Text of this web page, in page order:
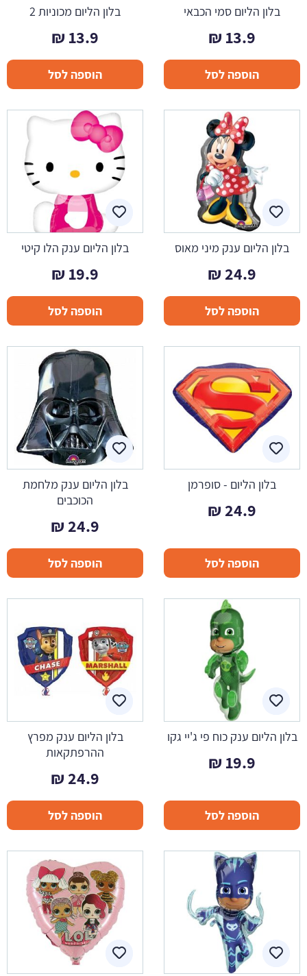
בלון הליום סמי הכבאי
13.9
₪
הוספה לסל
בלון הליום מכוניות 2
13.9
₪
הוספה לסל
בלון הליום ענק מיני מאוס
24.9
₪
הוספה לסל
בלון הליום ענק הלו קיטי
19.9
₪
הוספה לסל
בלון הליום - סופרמן
24.9
₪
הוספה לסל
בלון הליום ענק מלחמת
הכוכבים
24.9
₪
הוספה לסל
בלון הליום ענק כוח פי ג'יי גקו
19.9
₪
הוספה לסל
בלון הליום ענק מפרץ
ההרפתקאות
24.9
₪
הוספה לסל